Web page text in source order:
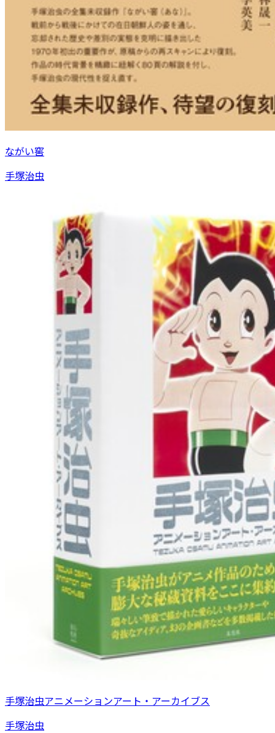
ながい窖
手塚治虫
手塚治虫アニメーションアート・アーカイブス
手塚治虫